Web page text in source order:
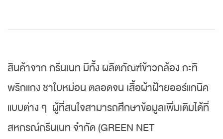
สินค้าจาก กรีนเนท มีทั้ง ผลิตภัณฑ์ข้าวกล้อง กะทิ
พริกแกง ชาใบหม่อน ตลอดจน เสื้อผ้าฝ้ายออร์แกนิค
แบบต่าง ๆ ผู้ที่สนใจสามารถศึกษาข้อมูลเพิ่มเติมได้ที่
สหกรณ์กรีนเนท จำกัด (GREEN NET